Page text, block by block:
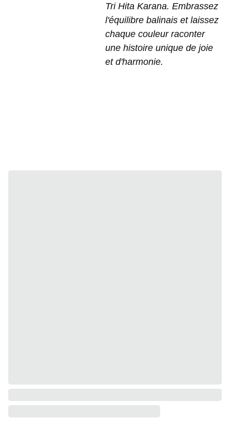
Tri Hita Karana. Embrassez
l'équilibre balinais et laissez
chaque couleur raconter
une histoire unique de joie
et d'harmonie.